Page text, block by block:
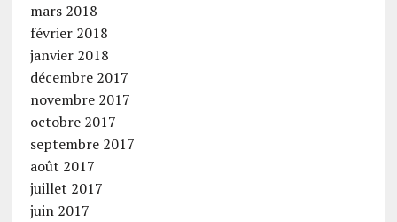
mars 2018
février 2018
janvier 2018
décembre 2017
novembre 2017
octobre 2017
septembre 2017
août 2017
juillet 2017
juin 2017